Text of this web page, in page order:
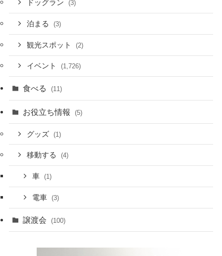
ドッグラン (3)
泊まる (3)
観光スポット (2)
イベント (1,726)
食べる (11)
お役立ち情報 (5)
グッズ (1)
移動する (4)
車 (1)
電車 (3)
譲渡会 (100)